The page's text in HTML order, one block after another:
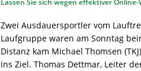
Lassen Sie sich wegen effektiver
Zwei Ausdauersportler vom
Laufgruppe waren am Sonntag
Distanz kam Michael Thomsen
ins Ziel. Thomas Dettmar, Leiter